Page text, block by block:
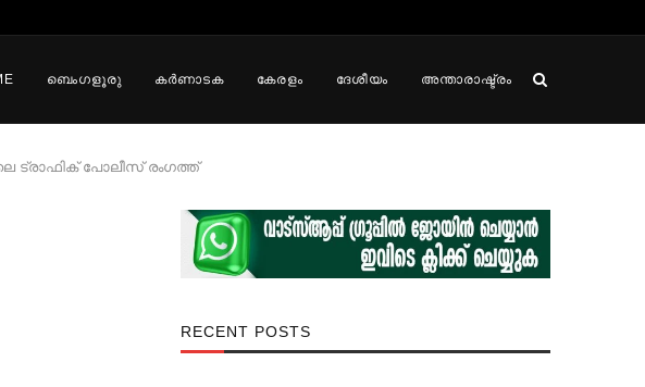
ബെംഗളൂരു കർണാടക കേരളം ദേശീയം അന്താരാഷ്ട്രം
ട്രാഫിക് പോലീസ് രംഗത്ത്
RECENT POSTS